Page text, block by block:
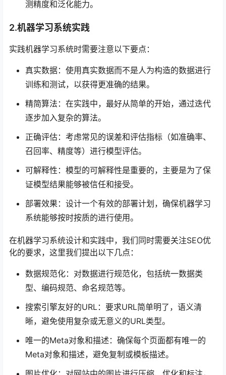
测精度和泛化能力。
2.机器学习系统实践
实践机器学习系统时需要注意以下要点：
真实数据：使用真实数据而不是人为构造的数据进行
训练和测试，以获得更准确的结果。
精简算法：在实践中，最好从简单的开始，通过迭代
逐步加入复杂的算法。
正确评估：考虑常见的误差和评估指标（如准确率、
召回率、精度等）进行模型评估。
可解释性：模型的可解释性是重要的，主要是为了保
证模型结果能够被信任和接受。
部署效果：设计一个有效的部署计划，确保机器学习
系统能够按时按质的进行使用。
在机器学习系统设计和实践中，我们同时需要关注SEO优
化的要求，这里我们提出以下几点：
数据规范化：对数据进行规范化，包括统一数据类
型、编码规范、命名规范等。
搜索引擎友好的URL：要求URL简单明了，语义清
晰，避免使用复杂或无意义的URL类型。
唯一的Meta对象和描述：确保每个页面都有唯一的
Meta对象和描述，避免复制或模板描述。